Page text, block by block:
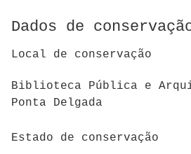
Dados de
Local de conservação
Biblioteca Pública e
Ponta Delgada
Estado de conservação